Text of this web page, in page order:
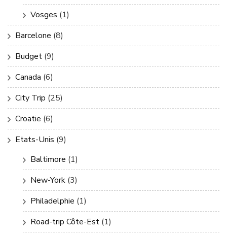
Vosges (1)
Barcelone (8)
Budget (9)
Canada (6)
City Trip (25)
Croatie (6)
Etats-Unis (9)
Baltimore (1)
New-York (3)
Philadelphie (1)
Road-trip Côte-Est (1)